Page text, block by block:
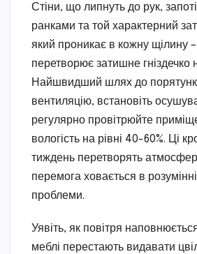
Стіни, що липнуть до рук,
ранками та той характерний
який проникає в кожну щілину –
перетворює затишне гніздечко
Найшвидший шлях до
вентиляцію, встановіть
регулярно провітрюйте
вологість на рівні 40-60%. Ці
тиждень перетворять
перемога ховається в
проблеми.
Уявіть, як повітря
меблі перестають видавати